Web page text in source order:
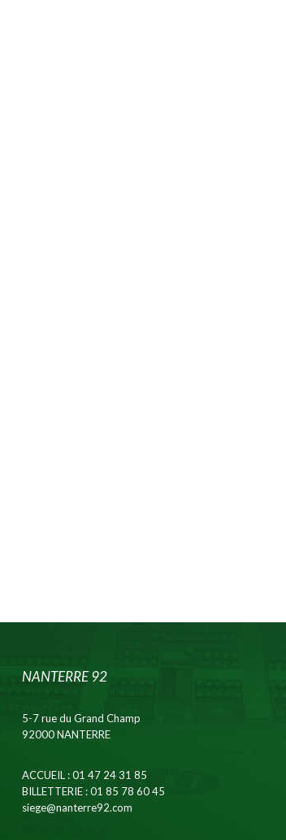
NANTERRE 92
5-7 rue du Grand Champ
92000 NANTERRE
ACCUEIL : 01 47 24 31 85
BILLETTERIE : 01 85 78 60 45
siege@nanterre92.com